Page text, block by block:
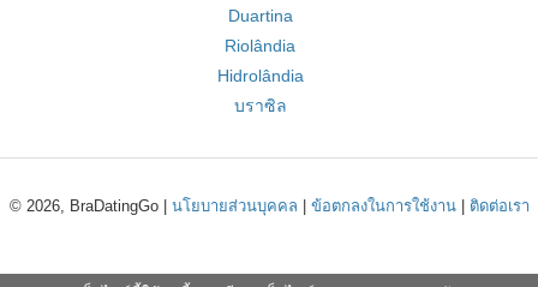
Duartina
Riolândia
Hidrolândia
บราซิล
© 2026, BraDatingGo | นโยบายส่วนบุคคล ข้อตกลงในการใช้งาน| ติดต่อเรา